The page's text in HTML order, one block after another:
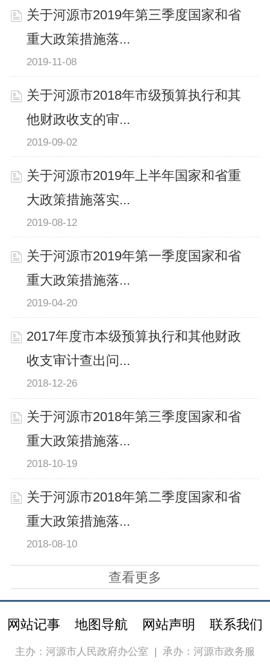
关于河源市2019年第三季度国家和省
重大政策措施落...
2019-11-08
关于河源市2018年市级预算执行和其
他财政收支的审...
2019-09-02
关于河源市2019年上半年国家和省重
大政策措施落实...
2019-08-12
关于河源市2019年第一季度国家和省
重大政策措施落...
2019-04-20
2017年度市本级预算执行和其他财政
收支审计查出问...
2018-12-26
关于河源市2018年第三季度国家和省
重大政策措施落...
2018-10-19
关于河源市2018年第二季度国家和省
重大政策措施落...
2018-08-10
查看更多
网站记事 地图导航 网站声明 联系我们
主办：河源市人民政府办公室 承办：河源市政务服